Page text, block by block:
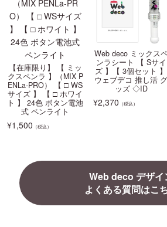
【在庫限り】 【 ミッ
クスペンラ 】（MIX P
ENLa-PRO） 【 □ WS
サイズ 】 【 □ ホワイ
ト 】 24色 ボタン電池
式 ペンライト
¥1,500 （税込）
Web deco ミックス
ンラシート 【 Sサイ
ズ 】【 3個セット 】
ウェブデコ 推し活 グ
ッズ ◇ID
¥2,370 （税込）
Web deco デザイ
よくある質問はこ